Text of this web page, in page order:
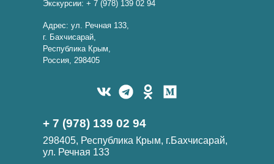
Экскурсии: + 7 (978) 139 02 94
Адрес: ул. Речная 133,
г. Бахчисарай,
Республика Крым,
Россия, 298405
+ 7 (978) 139 02 94
298405, Республика Крым, г.Бахчисарай,
ул. Речная 133